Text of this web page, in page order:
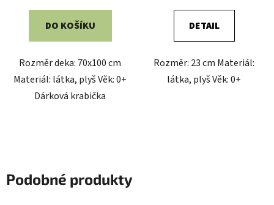
DO KOŠÍKU
Rozměr deka: 70x100 cm
Materiál: látka, plyš Věk: 0+
Dárková krabička
DETAIL
Rozměr: 23 cm Materiál:
látka, plyš Věk: 0+
Podobné produkty